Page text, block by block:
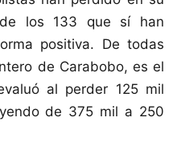
los 133 que sí han
positiva. De todas
de Carabobo, es el
al perder 125 mil
de 375 mil a 250